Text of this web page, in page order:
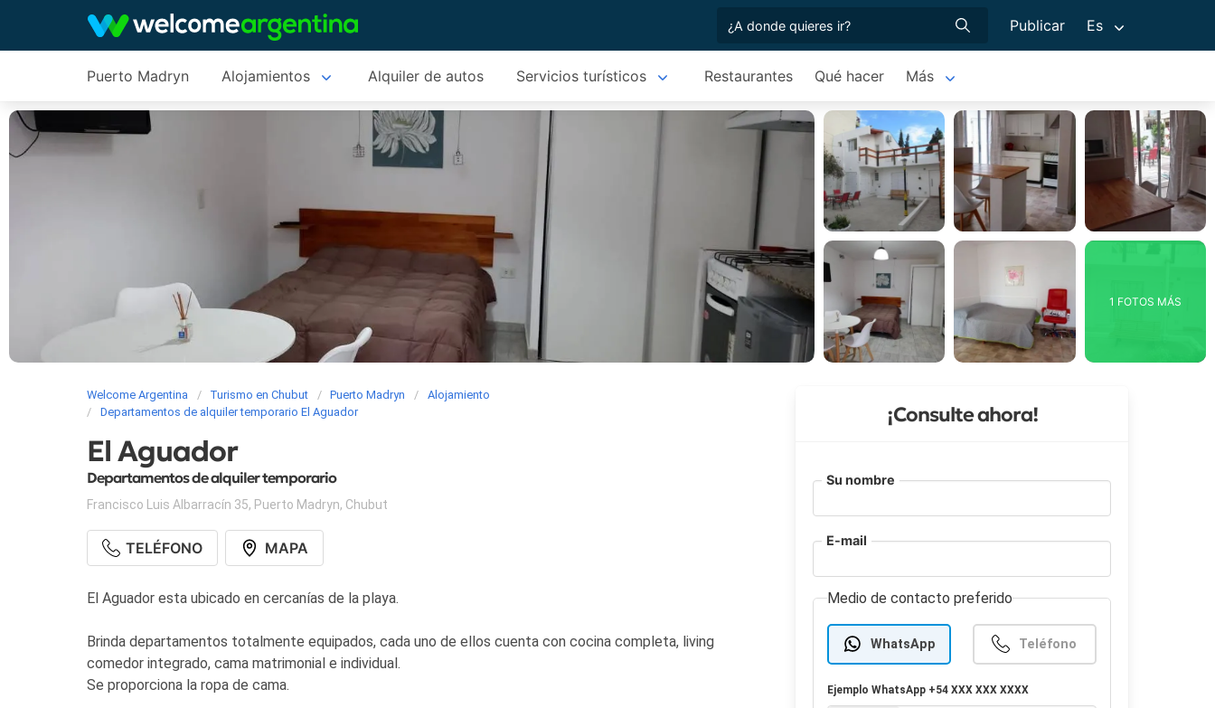
Publicar Es
Puerto Madryn Alojamientos Alquiler de autos Servicios turísticos Restaurantes Qué hacer Más
1 FOTOS MÁS
Welcome Argentina Turismo en Chubut Puerto Madryn
Alojamiento
Departamentos de alquiler temporario El Aguador
El Aguador
Departamentos de alquiler temporario
Francisco Luis Albarracín 35, Puerto Madryn, Chubut
TELÉFONO MAPA
El Aguador esta ubicado en cercanías de la playa.
Brinda departamentos totalmente equipados, cada uno de ellos cuenta con cocina completa, living
comedor integrado, cama matrimonial e individual.
Se proporciona la ropa de cama.
¡Consulte ahora!
Su nombre
E-mail
Medio de contacto preferido
WhatsApp Teléfono
EjemploWhatsApp +54 XXX XXX XXXX